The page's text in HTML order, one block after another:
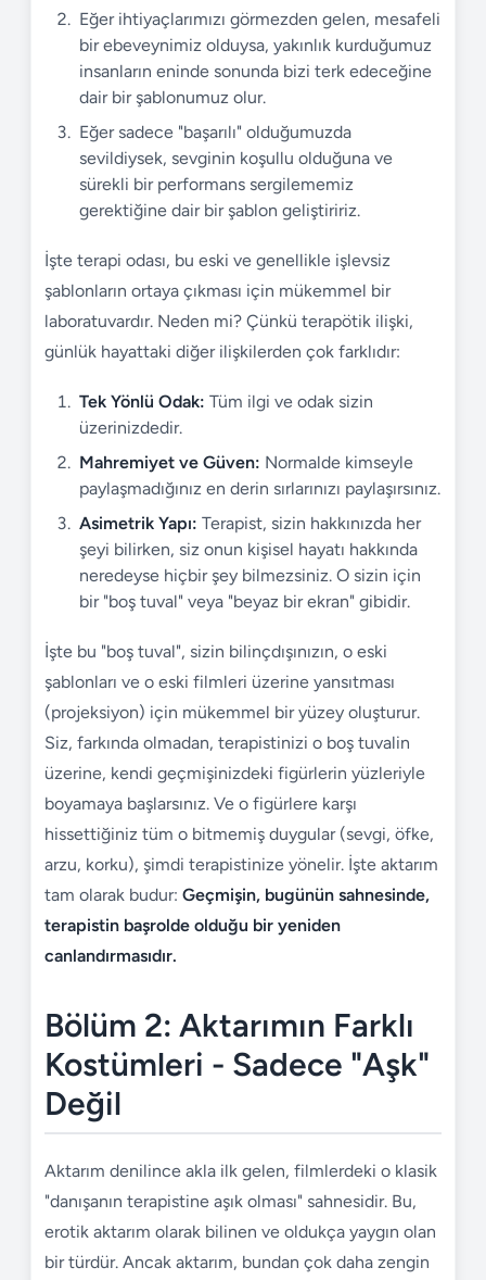
Eğer ihtiyaçlarımızı görmezden gelen, mesafeli
bir ebeveynimiz olduysa, yakınlık kurduğumuz
insanların eninde sonunda bizi terk edeceğine
dair bir şablonumuz olur.
Eğer sadece "başarılı" olduğumuzda
sevildiysek, sevginin koşullu olduğuna ve
sürekli bir performans sergilememiz
gerektiğine dair bir şablon geliştiririz.
İşte terapi odası, bu eski ve genellikle işlevsiz
şablonların ortaya çıkması için mükemmel bir
laboratuvardır. Neden mi? Çünkü terapötik ilişki,
günlük hayattaki diğer ilişkilerden çok farklıdır:
Tek Yönlü Odak: Tüm ilgi ve odak sizin
üzerinizdedir.
Mahremiyet ve Güven: Normalde kimseyle
paylaşmadığınız en derin sırlarınızı paylaşırsınız.
Asimetrik Yapı: Terapist, sizin hakkınızda her
şeyi bilirken, siz onun kişisel hayatı hakkında
neredeyse hiçbir şey bilmezsiniz. O sizin için
bir "boş tuval" veya "beyaz bir ekran" gibidir.
İşte bu "boş tuval", sizin bilinçdışınızın, o eski
şablonları ve o eski filmleri üzerine yansıtması
(projeksiyon) için mükemmel bir yüzey oluşturur.
Siz, farkında olmadan, terapistinizi o boş tuvalin
üzerine, kendi geçmişinizdeki figürlerin yüzleriyle
boyamaya başlarsınız. Ve o figürlere karşı
hissettiğiniz tüm o bitmemiş duygular (sevgi, öfke,
arzu, korku), şimdi terapistinize yönelir. İşte aktarım
tam olarak budur: Geçmişin, bugünün sahnesinde,
terapistin başrolde olduğu bir yeniden
canlandırmasıdır.
Bölüm 2: Aktarımın Farklı
Kostümleri - Sadece "Aşk"
Değil
Aktarım denilince akla ilk gelen, filmlerdeki o klasik
"danışanın terapistine aşık olması" sahnesidir. Bu,
erotik aktarım olarak bilinen ve oldukça yaygın olan
bir türdür. Ancak aktarım, bundan çok daha zengin